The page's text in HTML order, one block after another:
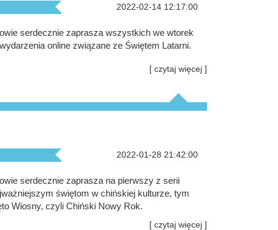
2022-02-14 12:17:00
serdecznie zaprasza wszystkich we wtorek
online związane ze Świętem Latarni.
[ czytaj więcej ]
2022-01-28 21:42:00
serdecznie zaprasza na pierwszy z serii
świętom w chińskiej kulturze, tym
Wiosny, czyli Chiński Nowy Rok.
[ czytaj więcej ]